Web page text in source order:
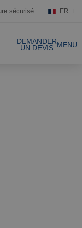
FR
DEMANDER
UN DEVIS MENU